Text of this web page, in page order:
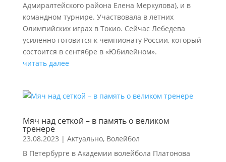
Адмиралтейского района Елена Меркулова), и в
командном турнире. Участвовала в летних
Олимпийских играх в Токио. Сейчас Лебедева
усиленно готовится к чемпионату России, который
состоится в сентябре в «Юбилейном».
читать далее
Мяч над сеткой – в память о великом
тренере
23.08.2023 | Актуально, Волейбол
В Петербурге в Академии волейбола Платонова